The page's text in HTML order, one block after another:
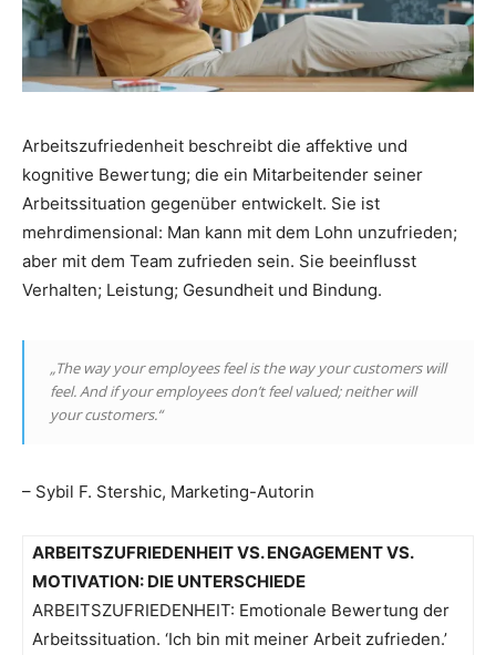
Arbeitszufriedenheit beschreibt die affektive und
kognitive Bewertung; die ein Mitarbeitender seiner
Arbeitssituation gegenüber entwickelt. Sie ist
mehrdimensional: Man kann mit dem Lohn unzufrieden;
aber mit dem Team zufrieden sein. Sie beeinflusst
Verhalten; Leistung; Gesundheit und Bindung.
„The way your employees feel is the way your customers will
feel. And if your employees don’t feel valued; neither will
your customers.“
– Sybil F. Stershic, Marketing-Autorin
ARBEITSZUFRIEDENHEIT VS. ENGAGEMENT VS.
MOTIVATION: DIE UNTERSCHIEDE
ARBEITSZUFRIEDENHEIT: Emotionale Bewertung der
Arbeitssituation. ‘Ich bin mit meiner Arbeit zufrieden.’